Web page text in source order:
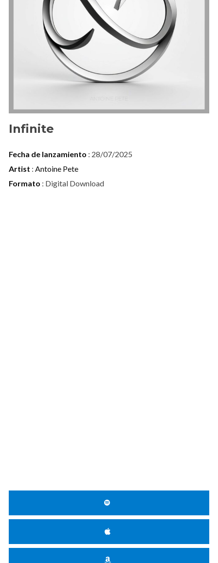
Infinite
Fecha de lanzamiento : 28/07/2025
Artist : Antoine Pete
Formato : Digital Download